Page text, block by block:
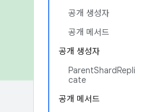
공개 생성자
공개 메서드
공개 생성자
ParentShardRepli
cate
공개 메서드